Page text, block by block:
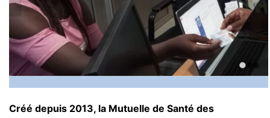
Créé depuis 2013, la Mutuelle de Santé des